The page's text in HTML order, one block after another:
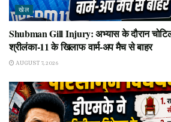
खेल
Shubman Gill Injury: अभ्यास के दौरान
श्रीलंका-11 के खिलाफ वार्म-अप मैच से बाहर
AUGUST 7, 2026